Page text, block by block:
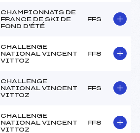
CHAMPIONNATS DE
FRANCE DE SKI DE
FOND D'ÉTÉ
FFS
CHALLENGE
NATIONAL VINCENT
VITTOZ
FFS
CHALLENGE
NATIONAL VINCENT
VITTOZ
FFS
CHALLENGE
NATIONAL VINCENT
VITTOZ
FFS